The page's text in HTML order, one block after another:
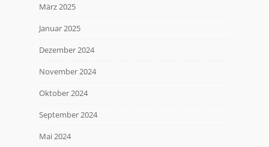
März 2025
Januar 2025
Dezember 2024
November 2024
Oktober 2024
September 2024
Mai 2024